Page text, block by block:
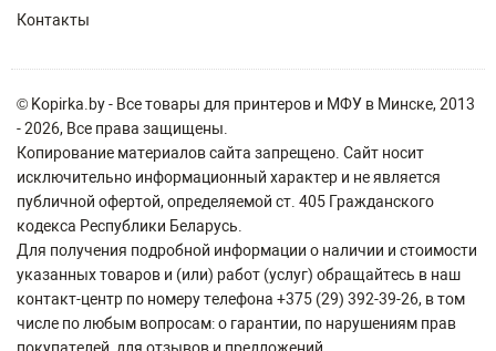
Контакты
© Kopirka.by - Все товары для принтеров и МФУ в Минске, 2013
- 2026, Все права защищены.
Копирование материалов сайта запрещено. Сайт носит
исключительно информационный характер и не является
публичной офертой, определяемой ст. 405 Гражданского
кодекса Республики Беларусь.
Для получения подробной информации о наличии и стоимости
указанных товаров и (или) работ (услуг) обращайтесь в наш
контакт-центр по номеру телефона +375 (29) 392-39-26, в том
числе по любым вопросам: о гарантии, по нарушениям прав
покупателей, для отзывов и предложений.